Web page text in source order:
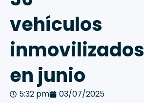
vehículos
inmovilizados
en junio
5:32 pm 03/07/2025